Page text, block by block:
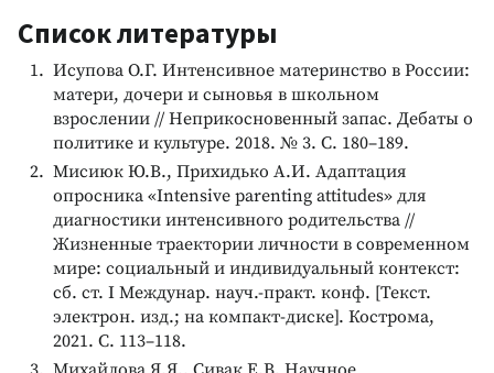
Список литературы
Исупова О.Г. Интенсивное материнство в России:
матери, дочери и сыновья в школьном
взрослении // Неприкосновенный запас. Дебаты о
политике и культуре. 2018. № 3. С. 180–189.
Мисиюк Ю.В., Прихидько А.И. Адаптация
опросника «Intensive parenting attitudes» для
диагностики интенсивного родительства //
Жизненные траектории личности в современном
мире: социальный и индивидуальный контекст:
сб. ст. I Междунар. науч.-практ. конф. [Текст.
электрон. изд.; на компакт-диске]. Кострома,
2021. С. 113–118.